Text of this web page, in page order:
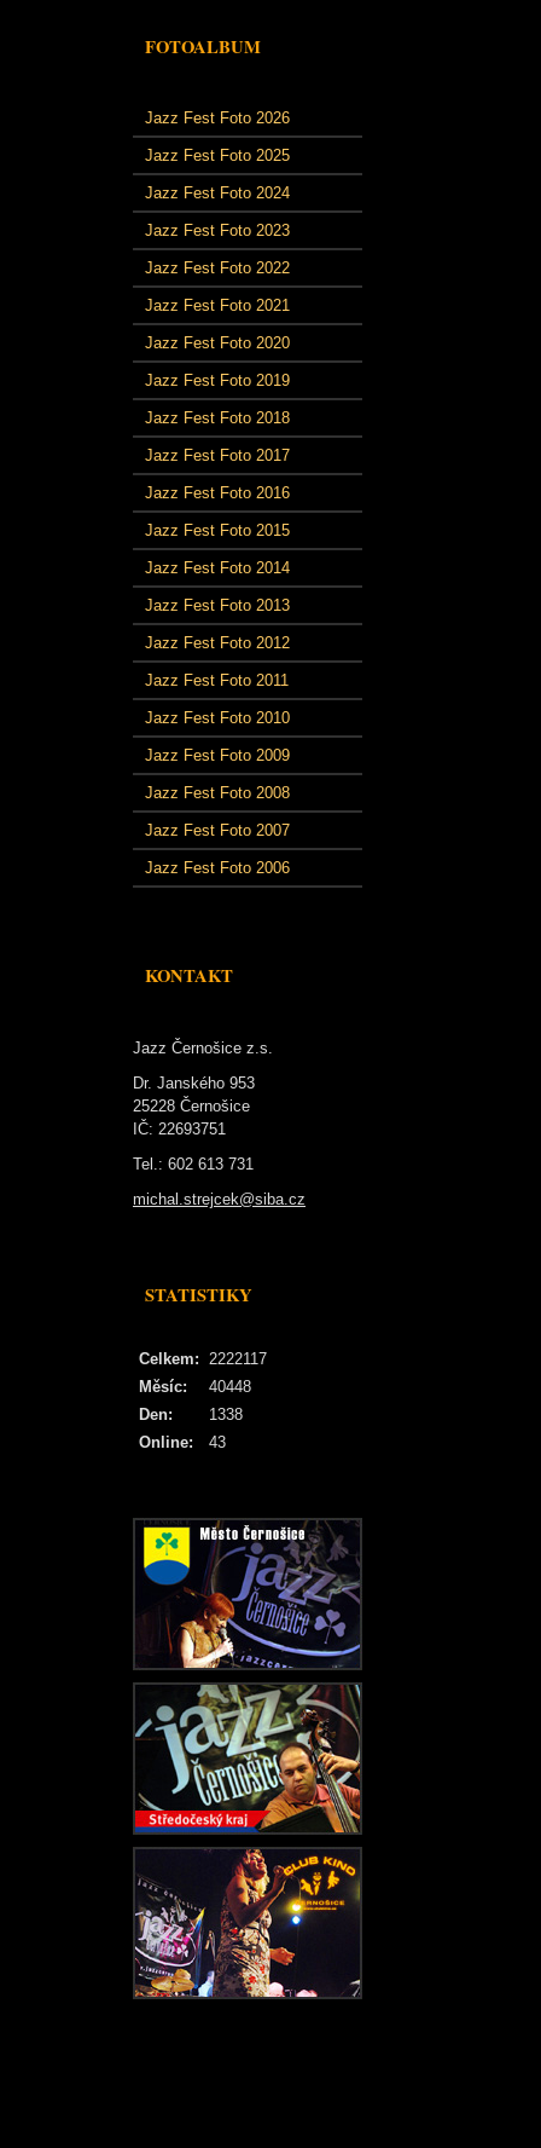
FOTOALBUM
Jazz Fest Foto 2026
Jazz Fest Foto 2025
Jazz Fest Foto 2024
Jazz Fest Foto 2023
Jazz Fest Foto 2022
Jazz Fest Foto 2021
Jazz Fest Foto 2020
Jazz Fest Foto 2019
Jazz Fest Foto 2018
Jazz Fest Foto 2017
Jazz Fest Foto 2016
Jazz Fest Foto 2015
Jazz Fest Foto 2014
Jazz Fest Foto 2013
Jazz Fest Foto 2012
Jazz Fest Foto 2011
Jazz Fest Foto 2010
Jazz Fest Foto 2009
Jazz Fest Foto 2008
Jazz Fest Foto 2007
Jazz Fest Foto 2006
KONTAKT
Jazz Černošice z.s.
Dr. Janského 953
25228 Černošice
IČ: 22693751
Tel.: 602 613 731
michal.strejcek@siba.cz
STATISTIKY
Online: 43
Celkem: 2222117
Měsíc:
40448
Den:
1338